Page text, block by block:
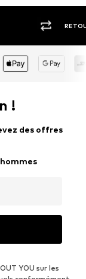
!
des offres
YOU sur les